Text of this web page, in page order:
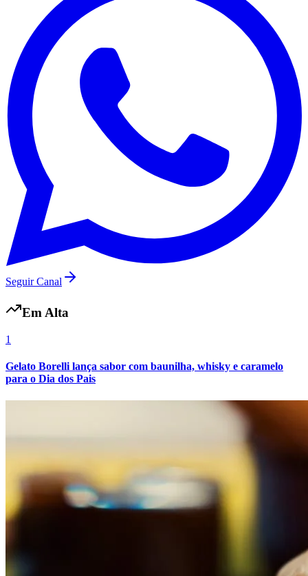
Botafogo
Grêmio
Seguir Canal
Em Alta
1
Gelato Borelli lança sabor com baunilha, whisky e caramelo
para o Dia dos Pais